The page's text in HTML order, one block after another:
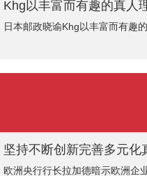
Khg以丰富而有趣的真人
日本邮政晓谕Khg以丰富而有趣
欧洲央行行长拉加德暗示欧洲企